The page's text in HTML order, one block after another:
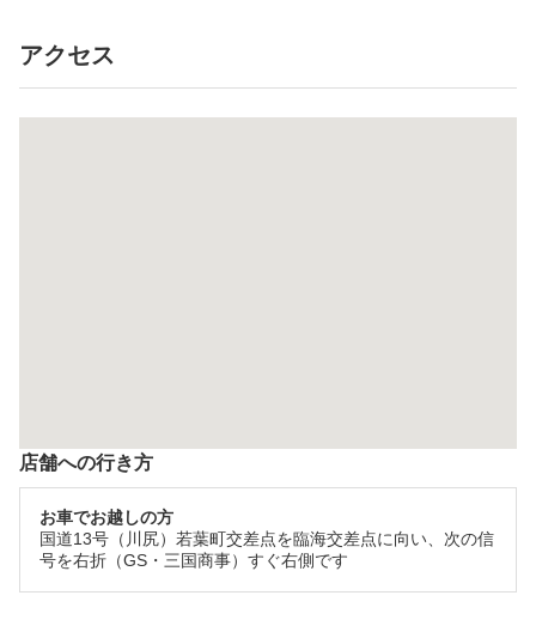
アクセス
店舗への行き方
お車でお越しの方
国道13号（川尻）若葉町交差点を臨海交差点に向い、次の信
号を右折（GS・三国商事）すぐ右側です